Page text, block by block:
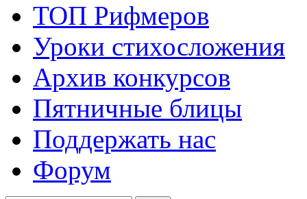
ТОП Рифмеров
Уроки стихосложения
Архив конкурсов
Пятничные блицы
Поддержать нас
Форум